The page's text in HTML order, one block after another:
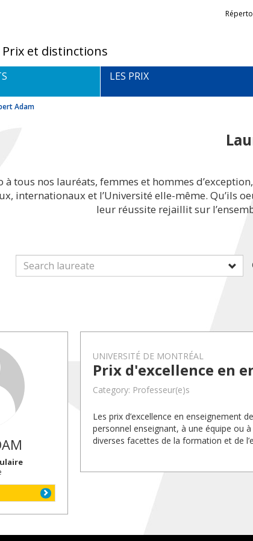
/Prix et distinctions
Liens
LES PRIX
Adam
à tous nos lauréats, femmes et hommes
internationaux et l’Université elle-même. Qu’ils
leur réussite rejaillit sur
UNIVERSITÉ DE MONTRÉAL
Prix d'excellence en
Category: Professeur(e)s
Les prix d’excellence en enseignement
personnel enseignant, à une équipe ou
diverses facettes de la formation et de